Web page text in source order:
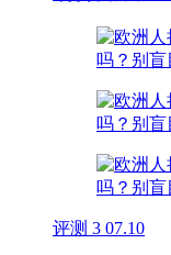
评测 3 07.10